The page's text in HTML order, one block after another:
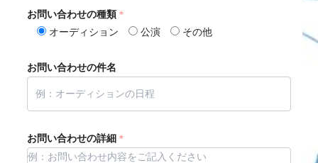
お問い合わせの種類 ＊
オーディション
公演 その他
お問い合わせの件名
お問い合わせの詳細 ＊